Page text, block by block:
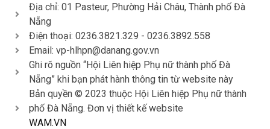
Địa chỉ: 01 Pasteur, Phường Hải Châu, Thành phố Đà
Nẵng
Điện thoại: 0236.3821.329 - 0236.3892.558
Email: vp-hlhpn@danang.gov.vn
Ghi rõ nguồn “Hội Liên hiệp Phụ nữ thành phố Đà
Nẵng” khi bạn phát hành thông tin từ website này
Bản quyền © 2023 thuộc Hội Liên hiệp Phụ nữ thành
phố Đà Nẵng. Đơn vị thiết kế website
WAM.VN